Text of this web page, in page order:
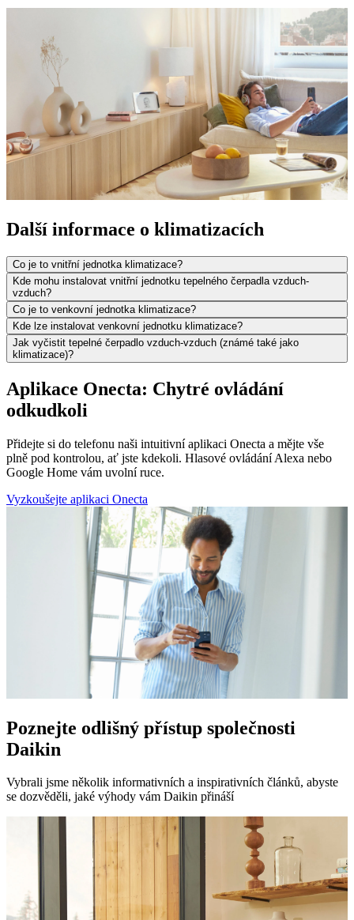
Další informace o klimatizacích
Co je to vnitřní jednotka klimatizace?
Kde mohu instalovat vnitřní jednotku tepelného čerpadla vzduch-
vzduch?
Co je to venkovní jednotka klimatizace?
Kde lze instalovat venkovní jednotku klimatizace?
Jak vyčistit tepelné čerpadlo vzduch-vzduch (známé také jako
klimatizace)?
Aplikace Onecta: Chytré ovládání
odkudkoli
Přidejte si do telefonu naši intuitivní aplikaci Onecta a mějte vše
plně pod kontrolou, ať jste kdekoli. Hlasové ovládání Alexa nebo
Google Home vám uvolní ruce.
Vyzkoušejte aplikaci Onecta
Poznejte odlišný přístup společnosti
Daikin
Vybrali jsme několik informativních a inspirativních článků, abyste
se dozvěděli, jaké výhody vám Daikin přináší